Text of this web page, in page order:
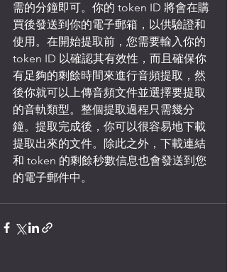
需的分鐘即可。你的 token ID 將會在購
買後發送到你的電子郵箱，以供驗證和
使用。在開始提取前，您需要輸入你的
token ID 以確認其有效性，而且確保你
有足夠的剩餘時間來進行音頻提取，然
後你就可以上傳音頻文件並選擇要提取
的音軌類型。整個提取過程只需幾分
鐘。提取完成後，你可以很容易地下載
提取出來的文件。除此之外，下載連結
和 token 的剩餘秒數信息也會發送到您
的電子郵件中。